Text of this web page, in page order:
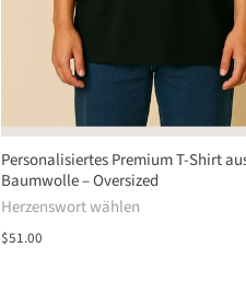
Personalisiertes Premium T-Shirt
Baumwolle – Oversized
Herzenswort wählen
$51.00